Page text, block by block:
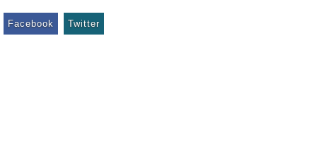
Facebook Twitter